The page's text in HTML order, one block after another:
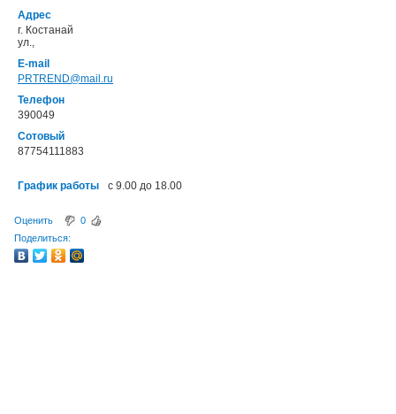
Адрес
г. Костанай
ул.,
E-mail
PRTREND@mail.ru
Телефон
390049
Сотовый
87754111883
График работы с 9.00 до 18.00
Оценить
0
Поделиться: